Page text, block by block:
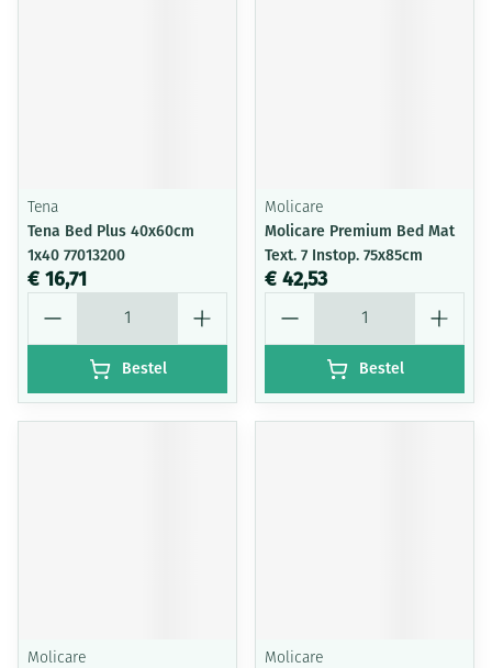
Tena
Tena Bed Plus 40x60cm
1x40 77013200
€ 16,71
Bestel
Molicare
Molicare Premium Bed Mat
Text. 7 Instop. 75x85cm
€ 42,53
Bestel
Molicare Molicare